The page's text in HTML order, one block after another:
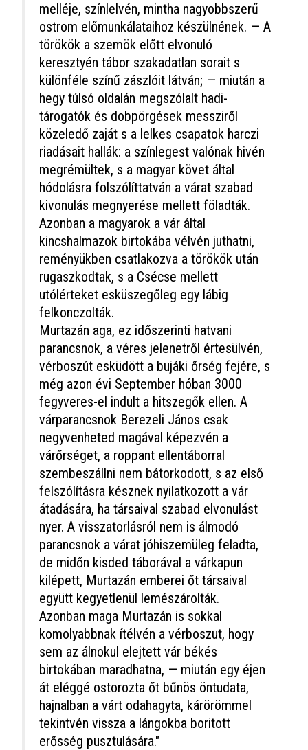
melléje, színlelvén, mintha nagyobbszerű
ostrom előmunkálataihoz készülnének. — A
törökök a szemök előtt elvonuló
keresztyén tábor szakadatlan sorait s
különféle színű zászlóit látván; — miután a
hegy túlsó oldalán megszólalt hadi-
tárogatók és dobpörgések messziről
közeledő zaját s a lelkes csapatok harczi
riadásait hallák: a színlegest valónak hivén
megrémültek, s a magyar követ által
hódolásra folszólíttatván a várat szabad
kivonulás megnyerése mellett föladták.
Azonban a magyarok a vár által
kincshalmazok birtokába vélvén juthatni,
reményükben csatlakozva a törökök után
rugaszkodtak, s a Csécse mellett
utólérteket esküszegőleg egy lábig
felkonczolták.
Murtazán aga, ez időszerinti hatvani
parancsnok, a véres jelenetről értesülvén,
vérboszút esküdött a bujáki őrség fejére, s
még azon évi September hóban 3000
fegyveres-el indult a hitszegők ellen. A
várparancsnok Berezeli János csak
negyvenheted magával képezvén a
várőrséget, a roppant ellentáborral
szembeszállni nem bátorkodott, s az első
felszólításra késznek nyilatkozott a vár
átadására, ha társaival szabad elvonulást
nyer. A visszatorlásról nem is álmodó
parancsnok a várat jóhiszemüleg feladta,
de midőn kisded táborával a várkapun
kilépett, Murtazán emberei őt társaival
együtt kegyetlenül lemészárolták.
Azonban maga Murtazán is sokkal
komolyabbnak ítélvén a vérboszut, hogy
sem az álnokul elejtett vár békés
birtokában maradhatna, — miután egy éjen
át eléggé ostorozta őt bűnös öntudata,
hajnalban a várt odahagyta, kárörömmel
tekintvén vissza a lángokba boritott
erősség pusztulására."